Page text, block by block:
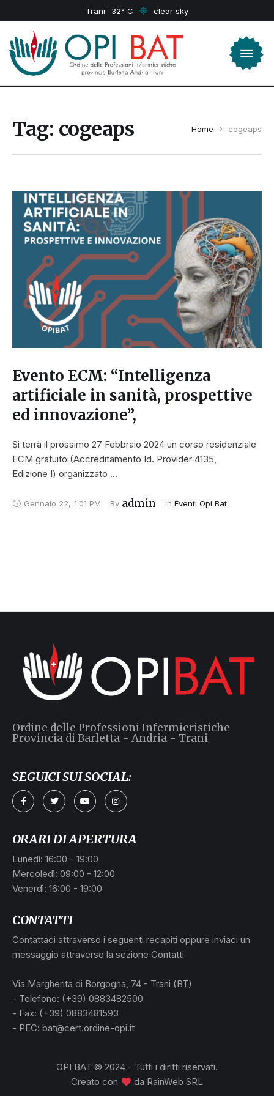
Trani 32 clear sky
Tag: cogeaps Home cogeaps
Evento ECM: “Intelligenza
artificiale in sanità, prospettive
ed innovazione”,
Si terrà il prossimo 27 Febbraio 2024 un corso residenziale
ECM gratuito (Accreditamento Id. Provider 4135,
Edizione I) organizzato …
Gennaio 22, 1:01 PM By admin In Eventi Opi Bat
CONTATTI
Contattaci attraverso i seguenti recapiti oppure inviaci un
messaggio attraverso la sezione Contatti
Via Margherita di Borgogna, 74 - Trani (BT)
- Telefono: (+39) 0883482500
- Fax: (+39) 0883481593
- PEC: bat@cert.ordine-opi.it
ORARI DI APERTURA
Lunedì: 16:00 - 19:00
Mercoledì: 09:00 - 12:00
Venerdì: 16:00 - 19:00
Ordine delle Professioni Infermieristiche
Provincia di Barletta - Andria - Trani
SEGUICI SUI SOCIAL:
OPI BAT © 2024 - Tutti i diritti riservati.
Creato con
da RainWeb SRL